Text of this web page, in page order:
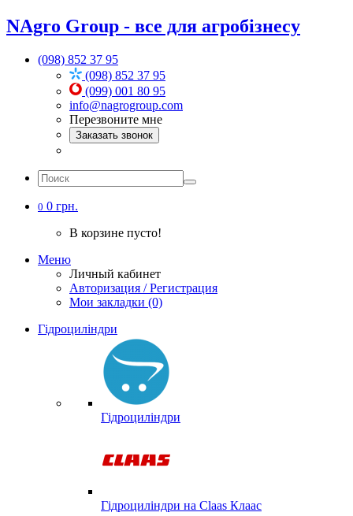
NAgro Group - все для агробізнесу
(098) 852 37 95
(098) 852 37 95
(099) 001 80 95
info@nagrogroup.com
Перезвоните мне
Заказать звонок
0 0 грн.
В корзине пусто!
Меню
Личный кабинет
Авторизация / Регистрация
Мои закладки (0)
Гідроциліндри
Гідроциліндри
Гідроциліндри на Claas Клаас